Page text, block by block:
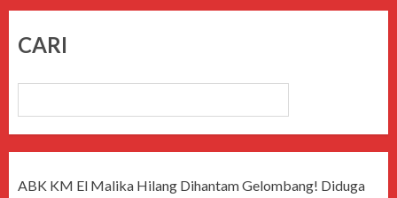
CARI
ABK KM El Malika Hilang Dihantam Gelombang! Diduga